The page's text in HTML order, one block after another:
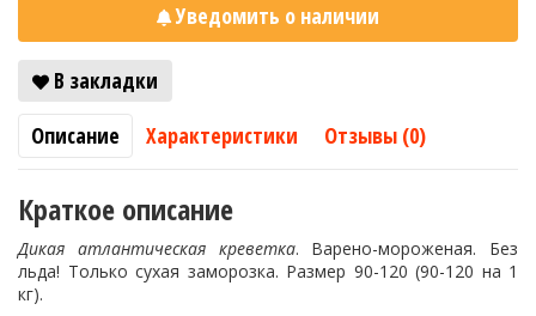
Уведомить о наличии
В закладки
Описание
Характеристики Отзывы (0)
Краткое описание
Дикая атлантическая креветка. Варено-мороженая. Без
льда! Только сухая заморозка. Размер 90-120 (90-120 на 1
кг).